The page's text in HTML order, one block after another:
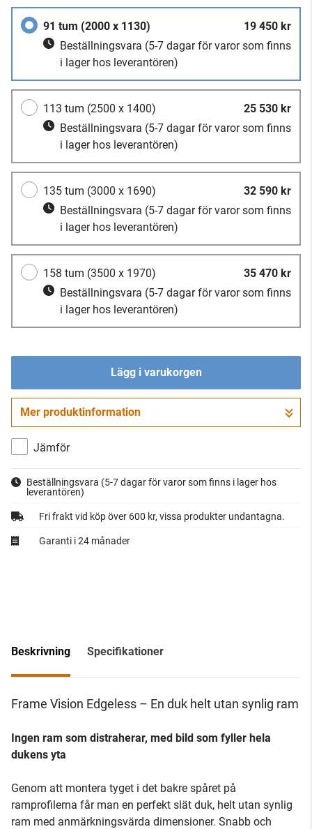
91 tum (2000 x 1130)
19 450 kr
Beställningsvara (5-7 dagar för varor som finns
i lager hos leverantören)
113 tum (2500 x 1400)
25 530 kr
Beställningsvara (5-7 dagar för varor som finns
i lager hos leverantören)
135 tum (3000 x 1690)
32 590 kr
Beställningsvara (5-7 dagar för varor som finns
i lager hos leverantören)
158 tum (3500 x 1970)
35 470 kr
Beställningsvara (5-7 dagar för varor som finns
i lager hos leverantören)
Lägg i varukorgen
Gå till kassan
Mer produktinformation
Jämför
Beställningsvara (5-7 dagar för varor som finns i lager hos
leverantören)
Fri frakt vid köp över 600 kr, vissa produkter undantagna.
Garanti i 24 månader
Beskrivning Specifikationer
Frame Vision Edgeless – En duk helt utan synlig ram
Ingen ram som distraherar, med bild som fyller hela
dukens yta
Genom att montera tyget i det bakre spåret på
ramprofilerna får man en perfekt slät duk, helt utan synlig
ram med anmärkningsvärda dimensioner. Snabb och